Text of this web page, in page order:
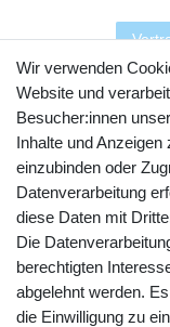
Wir verwenden
Website und
Besucher:innen
Inhalte und
einzubinden oder
Datenverarbeitung
diese Daten mit
Die
berechtigten
abgelehnt werden.
die Einwilligung zu